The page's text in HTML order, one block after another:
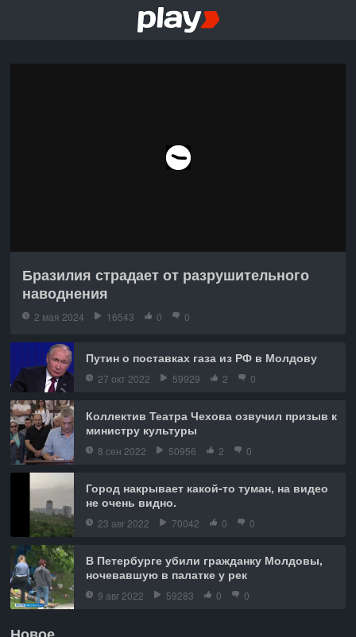
Бразилия страдает от разрушительного
наводнения
2 мая 2024 16543 0 0
Путин о поставках газа из РФ в Молдову
27 окт 2022 59929 2 0
Коллектив Театра Чехова озвучил призыв к
министру культуры
8 сен 2022 50956 2 0
Город накрывает какой-то туман, на видео
не очень видно.
23 авг 2022 70042 0 0
В Петербурге убили гражданку Молдовы,
ночевавшую в палатке у рек
9 авг 2022 59283 0 0